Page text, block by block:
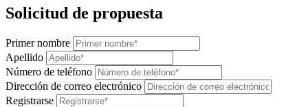
Solicitud de propuesta
Primer nombre
Apellido
Número de teléfono
Dirección de correo electrónico
Registrarse